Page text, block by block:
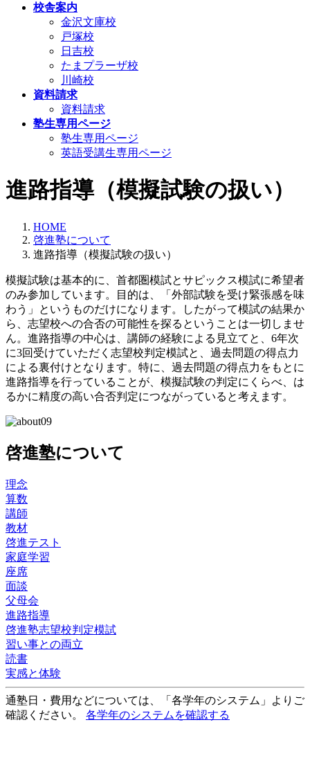
校舎案内
金沢文庫校
戸塚校
日吉校
たまプラーザ校
川崎校
資料請求
資料請求
塾生専用ページ
塾生専用ページ
英語受講生専用ページ
進路指導（模擬試験の扱い）
HOME
啓進塾について
進路指導（模擬試験の扱い）
模擬試験は基本的に、首都圏模試とサピックス模試に希望者
のみ参加しています。目的は、「外部試験を受け緊張感を味
わう」というものだけになります。したがって模試の結果か
ら、志望校への合否の可能性を探るということは一切しませ
ん。進路指導の中心は、講師の経験による見立てと、6年次
に3回受けていただく志望校判定模試と、過去問題の得点力
による裏付けとなります。特に、過去問題の得点力をもとに
進路指導を行っていることが、模擬試験の判定にくらべ、は
るかに精度の高い合否判定につながっていると考えます。
啓進塾について
理念
算数
講師
教材
啓進テスト
家庭学習
座席
面談
父母会
進路指導
啓進塾志望校判定模試
習い事との両立
読書
実感と体験
通塾日・費用などについては、「各学年のシステム」よりご
確認ください。 各学年のシステムを確認する